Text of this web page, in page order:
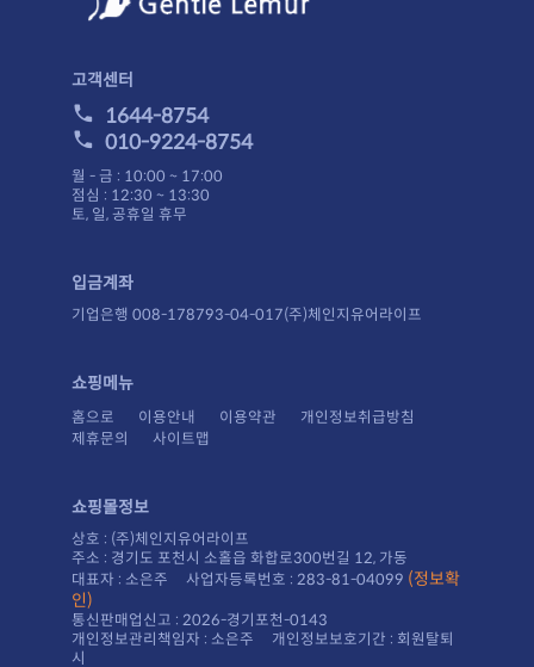
고객센터
1644-8754
010-9224-8754
월 - 금 : 10:00 ~ 17:00
점심 : 12:30 ~ 13:30
토, 일, 공휴일 휴무
입금계좌
기업은행 008-178793-04-017(주)체인지유어라이프
쇼핑메뉴
홈으로 이용안내 이용약관
개인정보취급방침
제휴문의
사이트맵
쇼핑몰정보
상호 : (주)체인지유어라이프
주소 : 경기도 포천시 소홀읍 화합로300번길 12, 가동
대표자 : 소은주 사업자등록번호 : 283-81-04099
인)
통신판매업신고 : 2026-경기포천-0143
시